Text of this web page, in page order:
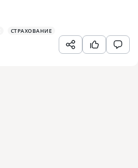
СТРАХОВАНИЕ